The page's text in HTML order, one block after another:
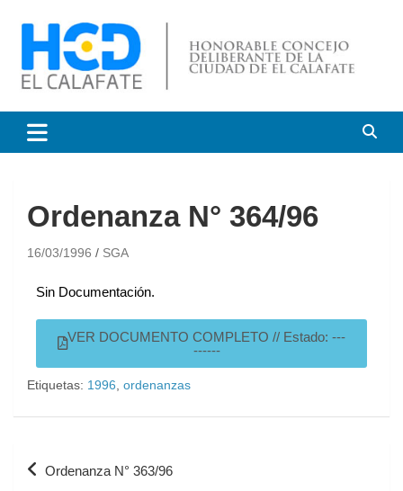
Honorable Concejo
Deliberante de El Calafate
Ordenanza N° 364/96
16/03/1996 SGA
Sin Documentación.
VER DOCUMENTO COMPLETO // Estado: ---
------
Etiquetas: 1996 ordenanzas
Ordenanza N° 363/96